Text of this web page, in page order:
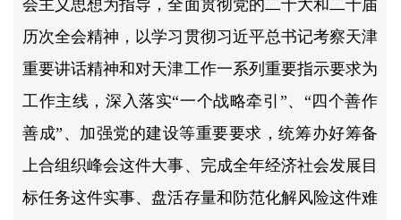
会主义思想为指导，全面贯彻党的二十大和二十届
历次全会精神，以学习贯彻习近平总书记考察天津
重要讲话精神和对天津工作一系列重要指示要求为
工作主线，深入落实“一个战略牵引”、“四个善作
善成”、加强党的建设等重要要求，统筹办好筹备
上合组织峰会这件大事、完成全年经济社会发展目
标任务这件实事、盘活存量和防范化解风险这件难